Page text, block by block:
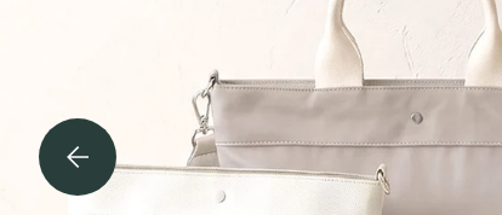
ウォレット・革
ポーチ ・ メガ
ネケース・マル
チケース他